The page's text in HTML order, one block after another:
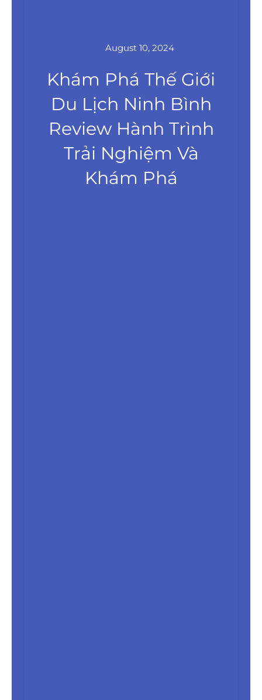
August 10, 2024
Khám Phá Thế Giới
Du Lịch Ninh Bình
Review Hành Trình
Trải Nghiệm Và
Khám Phá